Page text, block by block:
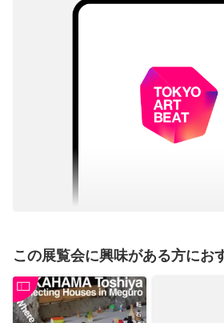
この展覧会に興味がある方にお